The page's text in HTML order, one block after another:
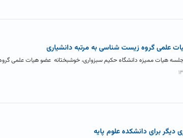
علمی گروه زیست شناسی به مرتبه دانشیاری
هیات ممیزه دانشگاه حکیم سبزواری، خوشبختانه عضو هیات علمی
دیگر برای دانشکده علوم پایه